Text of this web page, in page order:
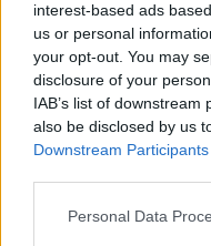
interest-based ads
us or personal
your opt-out. You may
disclosure of your
IAB’s list of
also be disclosed by us
Downstream Participants
Personal Data
országos
7832 mintát vizsgált
talált ellenanyagot. A
szerint tehát az ország
KEDVES
tartozik, melynek